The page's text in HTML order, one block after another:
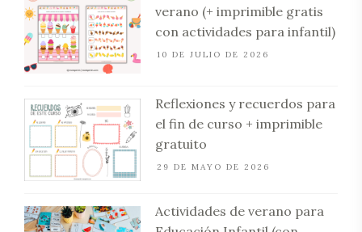
verano (+ imprimible gratis
con actividades para infantil)
10 DE JULIO DE 2026
Reflexiones y recuerdos para
el fin de curso + imprimible
gratuito
29 DE MAYO DE 2026
Actividades de verano para